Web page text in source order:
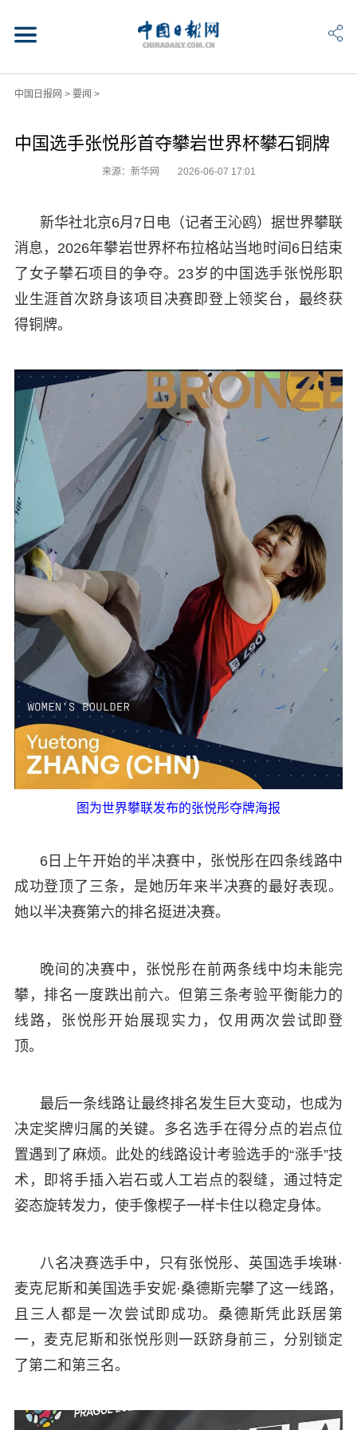
中国日报网 > 要闻 >
中国选手张悦彤首夺攀岩世界杯攀石铜牌
来源：新华网 2026-06-07 17:01
新华社北京6月7日电（记者王沁鸥）据世界攀联
消息，2026年攀岩世界杯布拉格站当地时间6日结束
了女子攀石项目的争夺。23岁的中国选手张悦彤职
业生涯首次跻身该项目决赛即登上领奖台，最终获
得铜牌。
图为世界攀联发布的张悦彤夺牌海报
6日上午开始的半决赛中，张悦彤在四条线路中
成功登顶了三条，是她历年来半决赛的最好表现。
她以半决赛第六的排名挺进决赛。
晚间的决赛中，张悦彤在前两条线中均未能完
攀，排名一度跌出前六。但第三条考验平衡能力的
线路，张悦彤开始展现实力，仅用两次尝试即登
顶。
最后一条线路让最终排名发生巨大变动，也成为
决定奖牌归属的关键。多名选手在得分点的岩点位
置遇到了麻烦。此处的线路设计考验选手的“涨手”技
术，即将手插入岩石或人工岩点的裂缝，通过特定
姿态旋转发力，使手像楔子一样卡住以稳定身体。
八名决赛选手中，只有张悦彤、英国选手埃琳·
麦克尼斯和美国选手安妮·桑德斯完攀了这一线路，
且三人都是一次尝试即成功。桑德斯凭此跃居第
一，麦克尼斯和张悦彤则一跃跻身前三，分别锁定
了第二和第三名。